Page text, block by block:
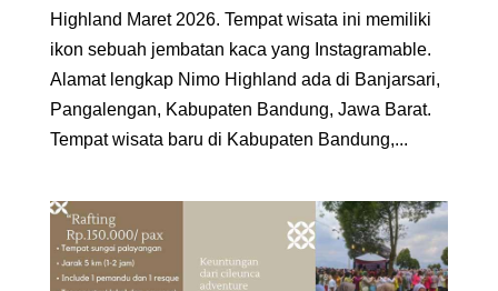
Highland Maret 2026. Tempat wisata ini memiliki
ikon sebuah jembatan kaca yang Instagramable.
Alamat lengkap Nimo Highland ada di Banjarsari,
Pangalengan, Kabupaten Bandung, Jawa Barat.
Tempat wisata baru di Kabupaten Bandung,...